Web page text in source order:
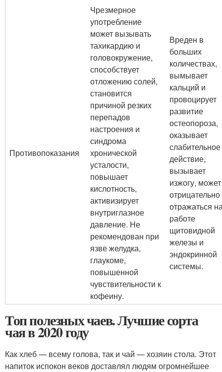
Противопоказания
Чрезмерное
употребление
может вызывать
тахикардию и
головокружение,
способствует
отложению солей,
становится
причиной резких
перепадов
настроения и
синдрома
хронической
усталости,
повышает
кислотность,
активизирует
внутриглазное
давление. Не
рекомендован при
язве желудка,
глаукоме,
повышенной
чувствительности к
кофеину.
Вреден в
больших
количествах,
вымывает
кальций и
провоцирует
развитие
остеопороза,
оказывает
слабительное
действие,
вызывает
изжогу, может
отрицательно
отражаться
работе
щитовидной
железы и
эндокринной
системы.
Топ полезных чаев. Лучшие сорта
чая в 2020 году
Как хлеб — всему голова, так и чай — хозяин стола. Этот
напиток испокон веков доставлял людям огромнейшее